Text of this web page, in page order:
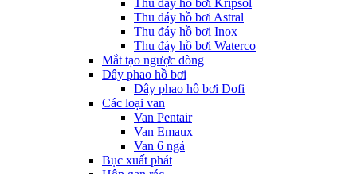
Thu đáy hồ bơi Kripsol
Thu đáy hồ bơi Astral
Thu đáy hồ bơi Inox
Thu đáy hồ bơi Waterco
Mắt tạo ngược dòng
Dây phao hồ bơi
Dây phao hồ bơi Dofi
Các loại van
Van Pentair
Van Emaux
Van 6 ngả
Bục xuất phát